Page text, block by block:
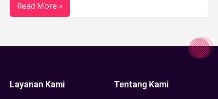
Read More »
Layanan Kami Tentang Kami